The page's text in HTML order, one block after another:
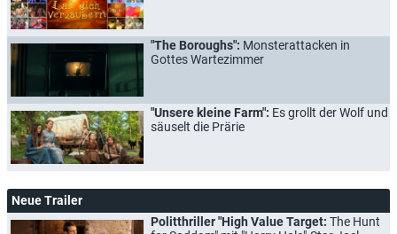
"The Boroughs": Monsterattacken in
Gottes Wartezimmer
"Unsere kleine Farm": Es grollt der Wolf und
säuselt die Prärie
Neue Trailer
Politthriller "High Value Target: The Hunt